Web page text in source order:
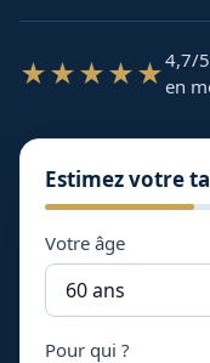
★★★★★4,7/5
en
Estimez votre
Votre âge
Pour qui ?